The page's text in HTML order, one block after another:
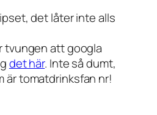
det låter inte alls
tvungen att googla
det här. Inte så dumt,
är tomatdrinksfan nr!